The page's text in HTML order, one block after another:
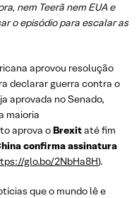
nem Teerã nem EUA e
o episódio para escalar as
aprovou resolução
declarar guerra contra o
aprovada no Senado,
maioria
aprova o Brexitaté fim
confirma assinatura
glo.bo/2NbHa8H).
que o mundo lê e